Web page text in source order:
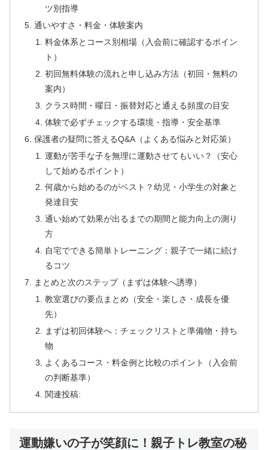
ツ別指導
通いやすさ・料金・体験案内
料金体系とコース別相場（入会前に確認するポイン
ト）
初回無料体験の流れと申し込み方法（初回・無料の
案内）
クラス時間・曜日・振替対応と通える頻度の目安
体験で必ずチェックする環境・指導・安全基準
保護者の疑問に答えるQ&A（よくある悩みと対応策）
運動が苦手な子を無理に運動させてもいい？（安心
して始めるポイント）
何歳から始めるのがベスト？幼児・小学生の対象と
発達目安
通い始めて効果が出るまでの期間と能力向上の測り
方
自宅でできる簡単トレーニング：親子で一緒に続け
るコツ
まとめと次のステップ（まずは体験へ誘導）
教室選びの要点まとめ（安全・楽しさ・成長を優
先）
まずは初回体験へ：チェックリストと準備物・持ち
物
よくあるコース・料金例と比較のポイント（入会前
の判断基準）
関連投稿:
運動嫌いの子が笑顔に！親子トレ教室の秘